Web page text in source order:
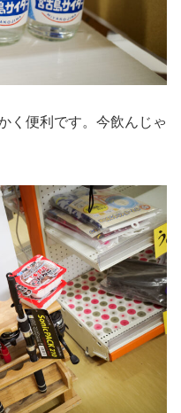
く便利です。今飲んじゃ